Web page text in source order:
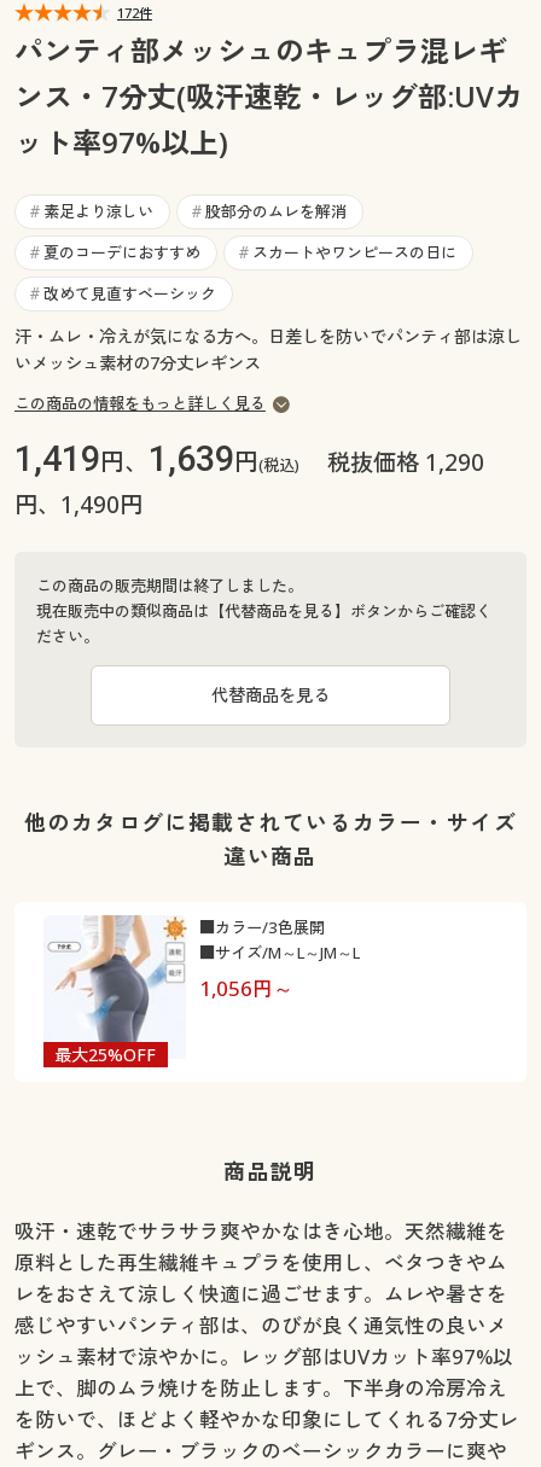
マイページ
閲覧履歴
サポート
ご利用ガイド
よくある質問とお問い合わせ
閲覧履歴
お気に入り
サポート
ご利用ガイド
よくある質問とお問い合わせ
172件
パンティ部メッシュのキュプラ混レギ
ンス・7分丈(吸汗速乾・レッグ部:UVカ
ット率97%以上)
# 素足より涼しい # 股部分のムレを解消
# 夏のコーデにおすすめ # スカートやワンピースの日に
# 改めて見直すベーシック
汗・ムレ・冷えが気になる方へ。日差しを防いでパンティ部は涼し
いメッシュ素材の7分丈レギンス
この商品の情報をもっと詳しく見る
1,419円、 1,639円(税込)
税抜価格 1,290
円、1,490円
この商品の販売期間は終了しました。
現在販売中の類似商品は【代替商品を見る】ボタンからご確認く
ださい。
代替商品を見る
他のカタログに掲載されているカラー・サイズ
違い商品
最大25%OFF
1,056円～
■カラー/3色展開
■サイズ/M～L～JM～L
商品説明
吸汗・速乾でサラサラ爽やかなはき心地。天然繊維を
原料とした再生繊維キュプラを使用し、ベタつきやム
レをおさえて涼しく快適に過ごせます。ムレや暑さを
感じやすいパンティ部は、のびが良く通気性の良いメ
ッシュ素材で涼やかに。レッグ部はUVカット率97%以
上で、脚のムラ焼けを防止します。下半身の冷房冷え
を防いで、ほどよく軽やかな印象にしてくれる7分丈レ
ギンス。グレー・ブラックのベーシックカラーに爽や